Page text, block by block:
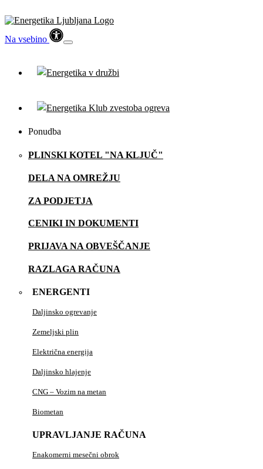
Na vsebino
Ponudba
PLINSKI KOTEL "NA KLJUČ"
DELA NA OMREŽJU
ZA PODJETJA
CENIKI IN DOKUMENTI
PRIJAVA NA OBVEŠČANJE
RAZLAGA RAČUNA
ENERGENTI
Daljinsko ogrevanje
Zemeljski plin
Električna energija
Daljinsko hlajenje
CNG – Vozim na metan
Biometan
UPRAVLJANJE RAČUNA
Enakomerni mesečni obrok